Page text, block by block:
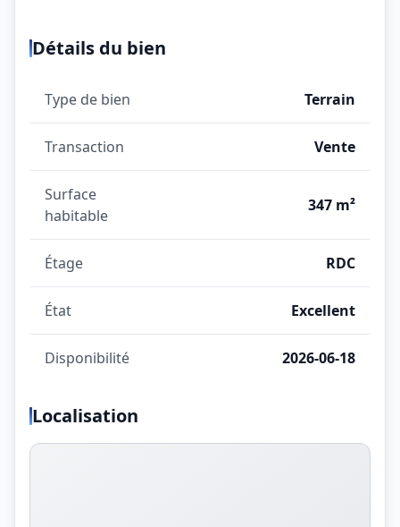
Détails du bien
Type de bien Terrain
Transaction Vente
Surface
habitable
347 m²
Étage RDC
État Excellent
Disponibilité 2026-06-18
Localisation